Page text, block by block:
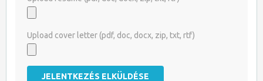
Upload cover letter (pdf, doc, docx, zip, txt, rtf)